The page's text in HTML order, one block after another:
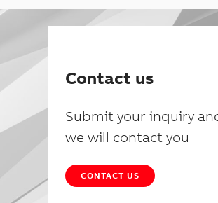
Contact us
Submit your inquiry
we will contact you
CONTACT US